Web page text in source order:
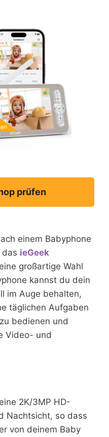
prüfen
einem Babyphone
ieGeek
eine großartige Wahl
kannst du dein
im Auge behalten,
täglichen Aufgaben
bedienen und
Video- und
2K/3MP HD-
Nachtsicht, so dass
von deinem Baby